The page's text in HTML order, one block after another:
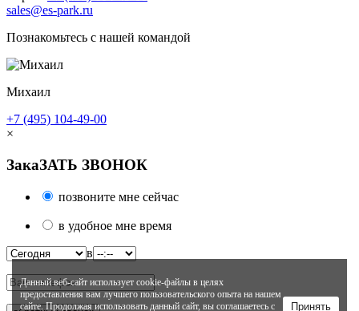
Данный веб-сайт использует cookie-файлы в целях
предоставления вам лучшего пользовательского опыта на нашем
сайте. Продолжая использовать данный сайт, вы соглашаетесь с
Принять
sales@es-park.ru
Познакомьтесь с нашей командой
Михаил
+7 (495) 104-49-00
×
ЗакаЗАТЬ ЗВОНОК
позвоните мне сейчас
в удобное мне время
в